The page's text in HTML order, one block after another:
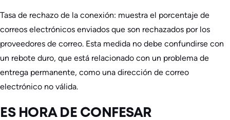
Tasa de rechazo de la conexión: muestra el porcentaje de
correos electrónicos enviados que son rechazados por los
proveedores de correo. Esta medida no debe confundirse con
un rebote duro, que está relacionado con un problema de
entrega permanente, como una dirección de correo
electrónico no válida.
ES HORA DE CONFESAR